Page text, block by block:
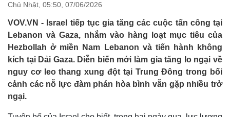
Nhận diện sự thật
Việc làm
Biển đảo
Chủ Nhật, 05:50, 07/06/2026
VOV.VN - Israel tiếp tục gia tăng các cuộc tấn công tại
Lebanon và Gaza, nhắm vào hàng loạt mục tiêu của
Hezbollah ở miền Nam Lebanon và tiến hành không
kích tại Dải Gaza. Diễn biến mới làm gia tăng lo ngại về
nguy cơ leo thang xung đột tại Trung Đông trong bối
cảnh các nỗ lực đàm phán hòa bình vẫn gặp nhiều trở
ngại.